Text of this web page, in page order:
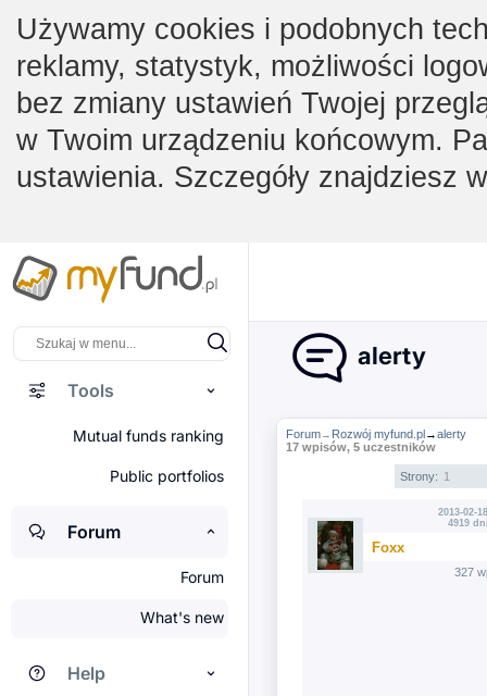
Używamy cookies i podobnych
reklamy, statystyk, możliwości
bez zmiany ustawień Twojej
w Twoim urządzeniu końcowym.
ustawienia. Szczegóły znajdziesz
Tools
Mutual funds ranking
Public portfolios
Forum
Forum
What's new
Help
alerty
Forum→ Rozwój myfund.pl→alerty
17 wpisów, 5 uczestników
Strony: 1
2013-02-
4919
Foxx
327